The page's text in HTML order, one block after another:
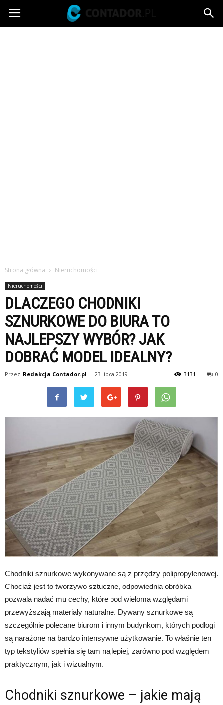
Contador.pl
Strona główna Nieruchomości
Nieruchomości
DLACZEGO CHODNIKI
SZNURKOWE DO BIURA TO
NAJLEPSZY WYBÓR? JAK
DOBRAĆ MODEL IDEALNY?
Przez Redakcja Contador.pl - 23 lipca 2019 0
3131
Chodniki sznurkowe wykonywane są z przędzy polipropylenowej.
Chociaż jest to tworzywo sztuczne, odpowiednia obróbka
pozwala nadać mu cechy, które pod wieloma względami
przewyższają materiały naturalne. Dywany sznurkowe są
szczególnie polecane biurom i innym budynkom, których podłogi
są narażone na bardzo intensywne użytkowanie. To właśnie ten
typ tekstyliów spełnia się tam najlepiej, zarówno pod względem
praktycznym, jak i wizualnym.
Chodniki sznurkowe – jakie mają